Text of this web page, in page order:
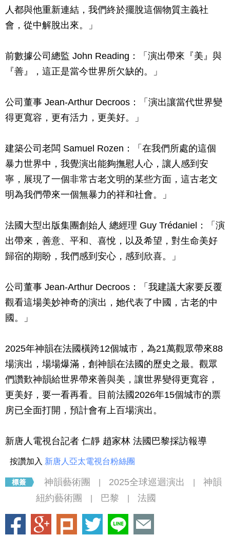
人都與他重新連結，我們終於擺脫這個物質主義社
會，從中解脫出來。」
前數據公司總監 John Reading：「演出帶來『美』與
『善』，這正是當今世界所欠缺的。」
公司董事 Jean-Arthur Decroos：「演出讓當代世界變
得更寬容，更有活力，更美好。」
建築公司老闆 Samuel Rozen：「在我們所處的這個
暴力世界中，我覺演出能夠撫慰人心，讓人感到安
寧，展現了一個非常古老文明的某些方面，這古老文
明為我們帶來一個無暴力的祥和社會。」
法國大型出版集團創始人 總經理 Guy Trédaniel：「演
出帶來，善意、平和、喜悅，以及希望，對生命美好
歸宿的期盼，我們感到安心，感到欣喜。」
公司董事 Jean-Arthur Decroos：「我建議大家要反覆
觀看這場美妙神奇的演出，她代表了中國，古老的中
國。」
2025年神韻在法國橫跨12個城市，為21萬觀眾帶來88
場演出，場場爆滿，創神韻在法國的歷史之最。觀眾
們讚歎神韻給世界帶來善與美，讓世界變得更寬容，
更美好，要一看再看。目前法國2026年15個城市的票
房已全面打開，預計會有上百場演出。
新唐人電視台記者 仁靜 趙家林 法國巴黎採訪報導
按讚加入 新唐人亞太電視台粉絲團
神韻藝術團 2025全球巡迴演出
神韻
紐約藝術團
巴黎 法國